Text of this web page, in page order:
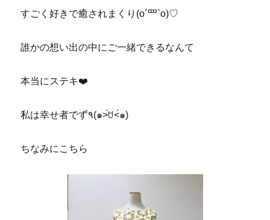
すごく好きで癒されまくり(o´罒`o)♡
誰かの想い出の中にご一緒できるなんて
本当にステキ❤️
私は幸せ者です٩̋(๑˃́ꇴ˂̀๑)
ちなみにこちら